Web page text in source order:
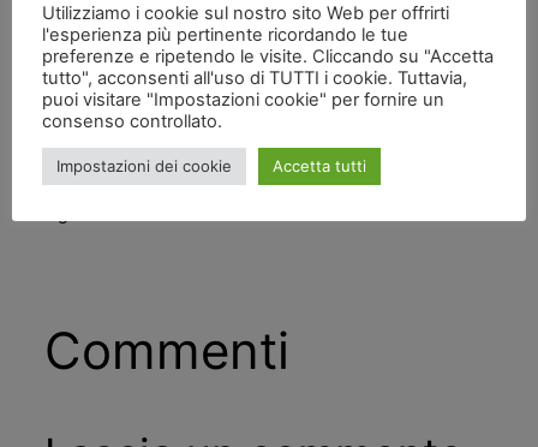
Pubblicatoin
da
Commenti
Utilizziamo i cookie sul nostro sito Web per offrirti
l'esperienza più pertinente ricordando le tue
preferenze e ripetendo le visite. Cliccando su "Accetta
tutto", acconsenti all'uso di TUTTI i cookie. Tuttavia,
puoi visitare "Impostazioni cookie" per fornire un
consenso controllato.
Impostazioni dei cookie Accetta tutti